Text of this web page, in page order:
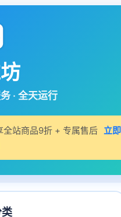
· 全天运行
全站商品9折 + 专属售后 立即